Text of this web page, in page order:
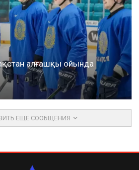
алғашқы ойында
ЕЩЕ СООБЩЕНИЯ